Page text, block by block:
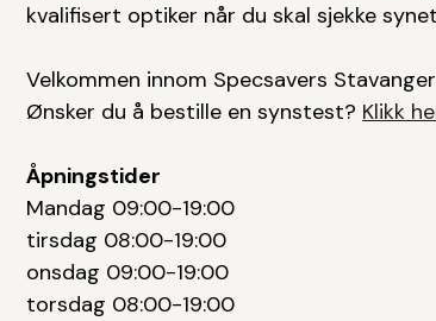
kvalifisert optiker når du skal sjekke
Velkommen innom Specsavers
Ønsker du å bestille en synstest? Klikk
Åpningstider
Mandag 09:00-19:00
tirsdag 08:00-19:00
onsdag 09:00-19:00
torsdag 08:00-19:00